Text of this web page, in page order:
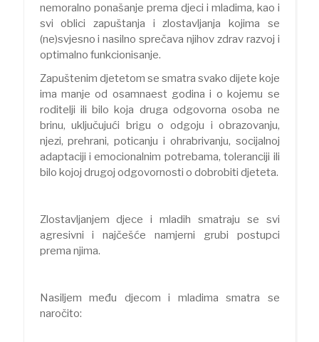
nemoralno ponašanje prema djeci i mladima, kao i
svi oblici zapuštanja i zlostavljanja kojima se
(ne)svjesno i nasilno sprečava njihov zdrav razvoj i
optimalno funkcionisanje.
Zapuštenim djetetom se smatra svako dijete koje
ima manje od osamnaest godina i o kojemu se
roditelji ili bilo koja druga odgovorna osoba ne
brinu, uključujući brigu o odgoju i obrazovanju,
njezi, prehrani, poticanju i ohrabrivanju, socijalnoj
adaptaciji i emocionalnim potrebama, toleranciji ili
bilo kojoj drugoj odgovornosti o dobrobiti djeteta.
Zlostavljanjem djece i mladih smatraju se svi
agresivni i najčešće namjerni grubi postupci
prema njima.
Nasiljem među djecom i mladima smatra se
naročito: